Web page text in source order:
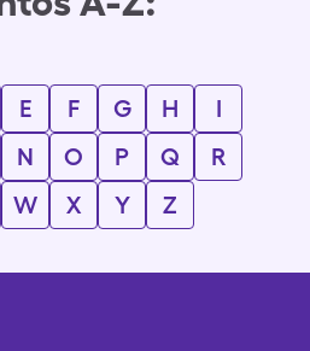
E F G H
I
N O P Q
R
W X Y Z